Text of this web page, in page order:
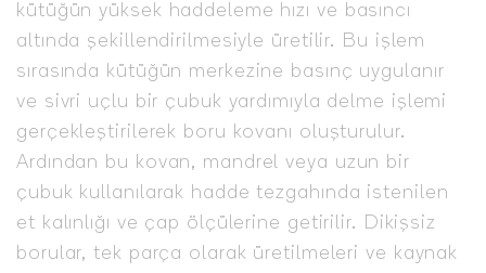
kütüğün yüksek haddeleme hızı ve basıncı
altında şekillendirilmesiyle üretilir. Bu işlem
sırasında kütüğün merkezine basınç uygulanır
ve sivri uçlu bir çubuk yardımıyla delme işlemi
gerçekleştirilerek boru kovanı oluşturulur.
Ardından bu kovan, mandrel veya uzun bir
çubuk kullanılarak hadde tezgahında istenilen
et kalınlığı ve çap ölçülerine getirilir. Dikişsiz
borular, tek parça olarak üretilmeleri ve kaynak